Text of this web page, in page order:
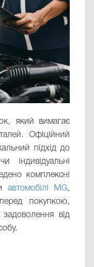
який вимагає
Офіційний
підхід до
індивідуальні
комплексні
автомобілі MG,
покупкою,
від